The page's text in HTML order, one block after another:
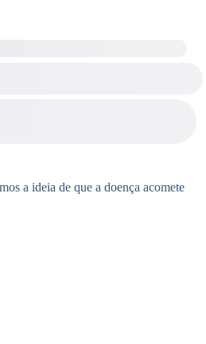
a ideia de que a doença acomete